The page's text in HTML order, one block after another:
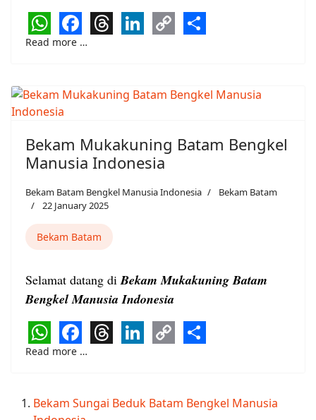
WhatsApp
Facebook
Read more …
Bekam Mukakuning Batam Bengkel
Manusia Indonesia
Bekam Batam Bengkel Manusia Indonesia
Bekam Batam
22 January 2025
Bekam Batam
Selamat datang diBekam Mukakuning Batam
Bengkel Manusia Indonesia
WhatsApp
Facebook
Read more …
Bekam Sungai Beduk Batam Bengkel Manusia